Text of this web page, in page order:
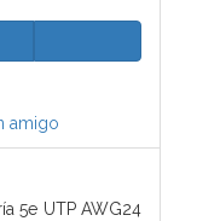
amigo
5e UTP AWG24